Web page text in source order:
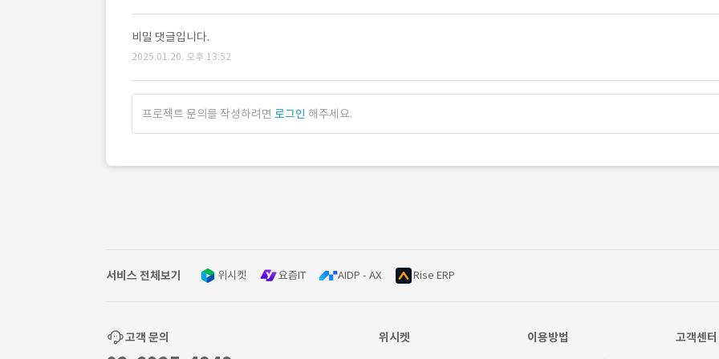
비밀 댓글입니다.
2025.01.20. 오후 13:52
프로젝트 문의를 작성하려면 로그인 해주세요.
서비스 전체보기 위시켓 요즘IT AIDP - AX Rise ERP
고객 문의 위시켓 이용방법 고객센터